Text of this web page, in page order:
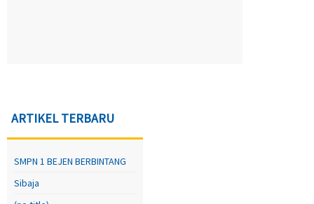
ARTIKEL TERBARU
SMPN 1 BEJEN BERBINTANG
Sibaja